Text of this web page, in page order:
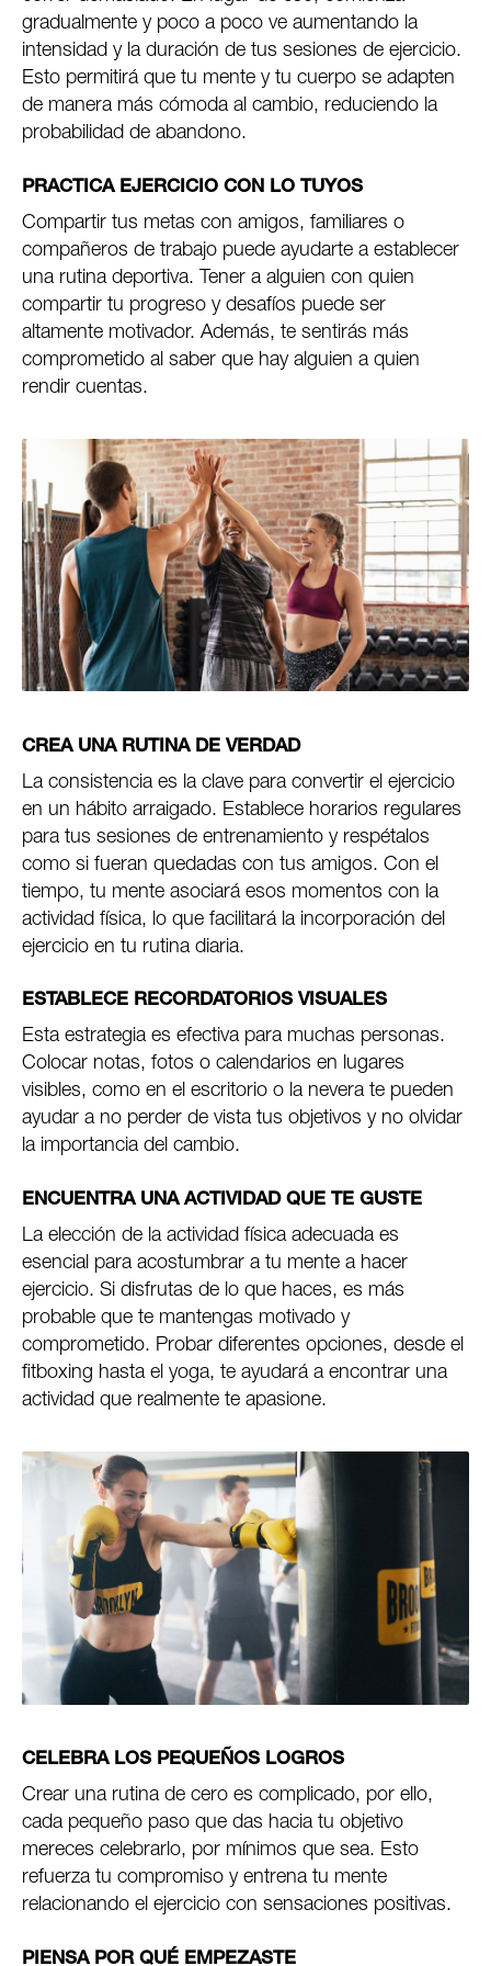
gradualmente y poco a poco ve aumentando la
intensidad y la duración de tus sesiones de ejercicio.
Esto permitirá que tu mente y tu cuerpo se adapten
de manera más cómoda al cambio, reduciendo la
probabilidad de abandono.
PRACTICA EJERCICIO CON LO TUYOS
Compartir tus metas con amigos, familiares o
compañeros de trabajo puede ayudarte a establecer
una rutina deportiva. Tener a alguien con quien
compartir tu progreso y desafíos puede ser
altamente motivador. Además, te sentirás más
comprometido al saber que hay alguien a quien
rendir cuentas.
CREA UNA RUTINA DE VERDAD
La consistencia es la clave para convertir el ejercicio
en un hábito arraigado. Establece horarios regulares
para tus sesiones de entrenamiento y respétalos
como si fueran quedadas con tus amigos. Con el
tiempo, tu mente asociará esos momentos con la
actividad física, lo que facilitará la incorporación del
ejercicio en tu rutina diaria.
ESTABLECE RECORDATORIOS VISUALES
Esta estrategia es efectiva para muchas personas.
Colocar notas, fotos o calendarios en lugares
visibles, como en el escritorio o la nevera te pueden
ayudar a no perder de vista tus objetivos y no olvidar
la importancia del cambio.
ENCUENTRA UNA ACTIVIDAD QUE TE GUSTE
La elección de la actividad física adecuada es
esencial para acostumbrar a tu mente a hacer
ejercicio. Si disfrutas de lo que haces, es más
probable que te mantengas motivado y
comprometido. Probar diferentes opciones, desde el
fitboxing hasta el yoga, te ayudará a encontrar una
actividad que realmente te apasione.
CELEBRA LOS PEQUEÑOS LOGROS
Crear una rutina de cero es complicado, por ello,
cada pequeño paso que das hacia tu objetivo
mereces celebrarlo, por mínimos que sea. Esto
refuerza tu compromiso y entrena tu mente
relacionando el ejercicio con sensaciones positivas.
PIENSA POR QUÉ EMPEZASTE